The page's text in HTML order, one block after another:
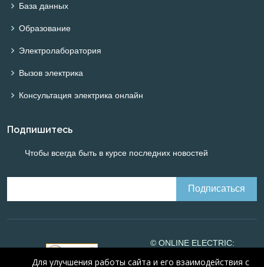
База данных
Образование
Электролаборатория
Вызов электрика
Консультация электрика онлайн
Подпишитесь
Чтобы всегда быть в курсе последних новостей
© ONLINE ELECTRIC:
Для улучшения работы сайта и его взаимодействия с